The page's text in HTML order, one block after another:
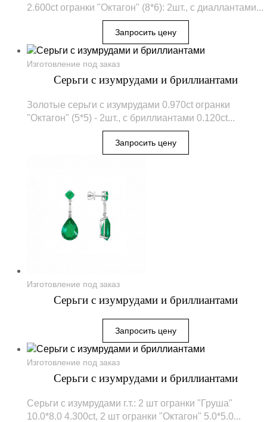
2.600ct огранки "Октагон" (8*6): 2шт., с диаллантами...
Изготовление под заказ
Серьги с изумрудами и бриллиантами
Золотые серьги с изумрудами 0.970ct огранки
"Октагон" (5*5) - 2шт., с бриллиантами 0.120ct...
Изготовление под заказ
Серьги с изумрудами и бриллиантами
Изготовление под заказ
Серьги с изумрудами и бриллиантами
Серьги с изумрудами г.т.: 2 шт огранки "Груша"
10.0*8.0 4.300ct, 2 шт огранки "Октагон" 5.0*5.0...